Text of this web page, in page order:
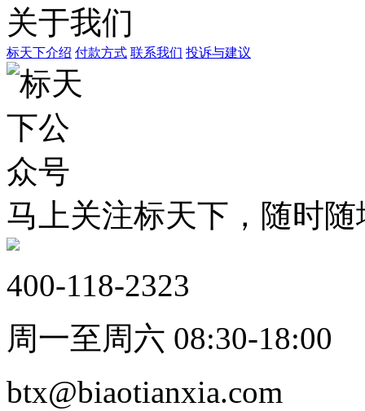
关于我们
标天下介绍 付款方式 联系我们 投诉与建议
马上关注标天下，随时
400-118-2323
周一至周六 08:30-18:00
btx@biaotianxia.com